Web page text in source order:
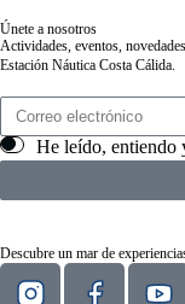
Únete a nosotros
Actividades, eventos,
Estación Náutica Costa Cálida.
He leído, entiendo
Descubre un mar de